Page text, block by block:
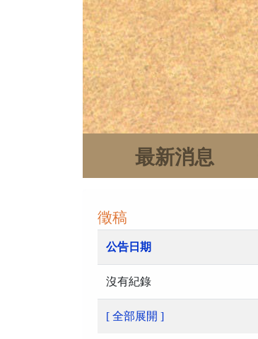
最新消息
徵稿
公告日期
沒有紀錄
[ 全部展開 ]